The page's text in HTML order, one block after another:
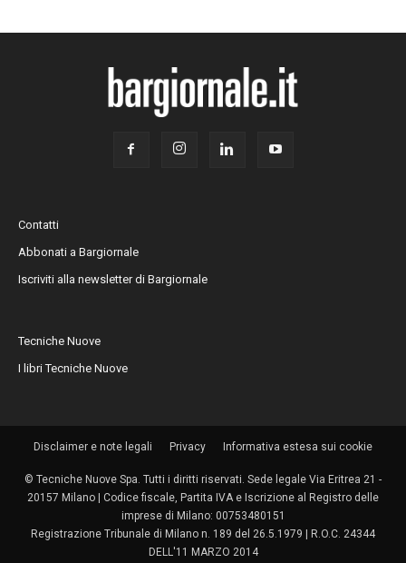
Contatti
Abbonati a Bargiornale
Iscriviti alla newsletter di Bargiornale
Tecniche Nuove
I libri Tecniche Nuove
Disclaimer e note legali Privacy Informativa estesa sui cookie
© Tecniche Nuove Spa. Tutti i diritti riservati. Sede legale Via Eritrea 21 -
20157 Milano | Codice fiscale, Partita IVA e Iscrizione al Registro delle
imprese di Milano: 00753480151
Registrazione Tribunale di Milano n. 189 del 26.5.1979 | R.O.C. 24344
DELL'11 MARZO 2014